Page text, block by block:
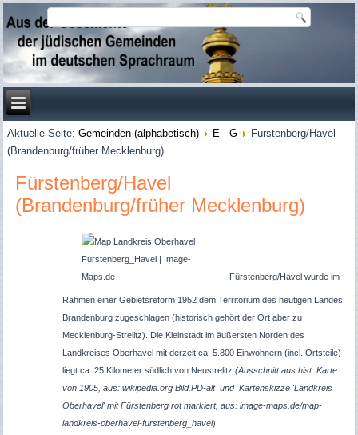
Aktuelle Seite:Gemeinden (alphabetisch) E - G
Fürstenberg/Havel
(Brandenburg/früher Mecklenburg)
Fürstenberg/Havel
(Brandenburg/früher Mecklenburg)
Fürstenberg/Havel wurde im
Rahmen einer Gebietsreform 1952 dem Territorium des heutigen Landes
Brandenburg zugeschlagen (historisch gehört der Ort aber zu
Mecklenburg-Strelitz). Die Kleinstadt im äußersten Norden des
Landkreises Oberhavel mit derzeit ca. 5.800 Einwohnern (incl. Ortsteile)
liegt ca. 25 Kilometer südlich von Neustrelitz (Ausschnitt aus hist. Karte
von 1905, aus: wikipedia.org Bild.PD-alt und Kartenskizze 'Landkreis
Oberhavel' mit Fürstenberg rot markiert, aus: image-maps.de/map-
landkreis-oberhavel-furstenberg_havel).